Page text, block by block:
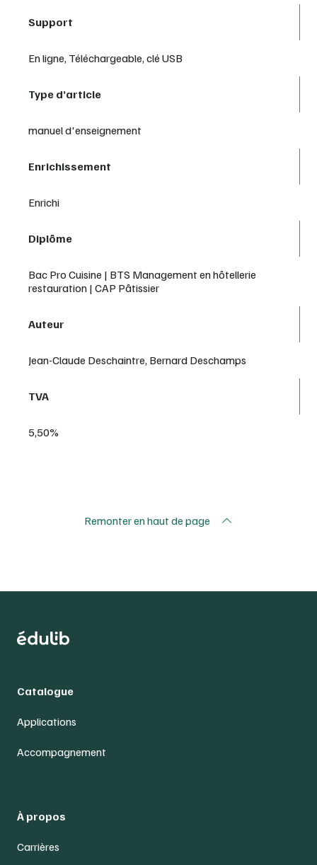
Support
En ligne, Téléchargeable, clé USB
Type d’article
manuel d'enseignement
Enrichissement
Enrichi
Diplôme
Bac Pro Cuisine | BTS Management en hôtellerie
restauration | CAP Pâtissier
Auteur
Jean-Claude Deschaintre, Bernard Deschamps
TVA
5,50%
Remonter en haut de page
Catalogue
Applications
Accompagnement
À propos
Carrières